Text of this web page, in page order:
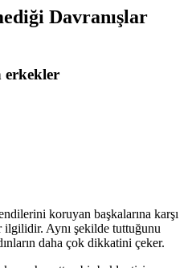
Davranışlar
erkekler
koruyan başkalarına karşı
ilgilidir. Aynı şekilde tuttuğunu
daha çok dikkatini çeker.